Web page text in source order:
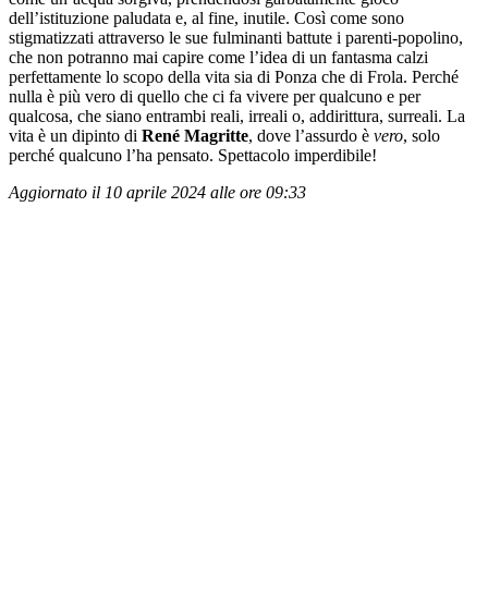
dell’istituzione paludata e, al fine, inutile. Così come sono
stigmatizzati attraverso le sue fulminanti battute i parenti-popolino,
che non potranno mai capire come l’idea di un fantasma calzi
perfettamente lo scopo della vita sia di Ponza che di Frola. Perché
nulla è più vero di quello che ci fa vivere per qualcuno e per
qualcosa, che siano entrambi reali, irreali o, addirittura, surreali. La
vita è un dipinto di René Magritte, dove l’assurdo è vero, solo
perché qualcuno l’ha pensato. Spettacolo imperdibile!
Aggiornato il 10 aprile 2024 alle ore 09:33